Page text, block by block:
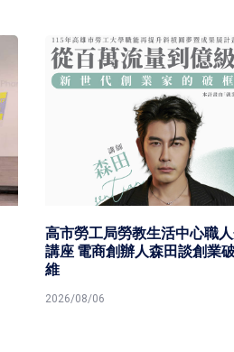
高市勞工局勞教生活中心職
講座 電商創辦人森田談創業
維
2026/08/06